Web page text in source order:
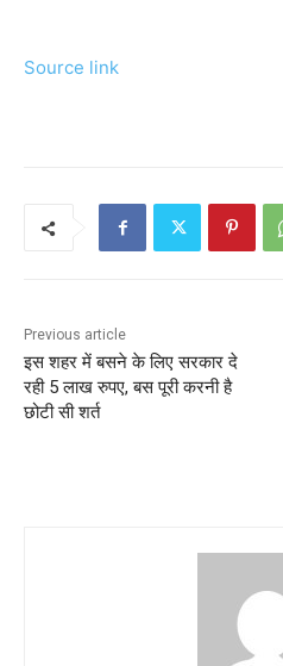
Source link
Previous article
इस शहर में बसने के लिए सरकार दे
रही 5 लाख रुपए, बस पूरी करनी है
छोटी सी शर्त